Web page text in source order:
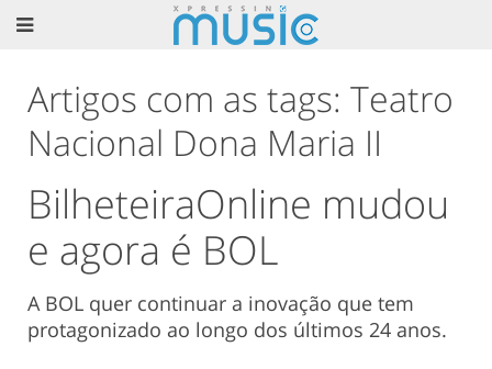
Artigos com as tags: Teatro
Nacional Dona Maria II
BilheteiraOnline mudou
e agora é BOL
A BOL quer continuar a inovação que tem
protagonizado ao longo dos últimos 24 anos.